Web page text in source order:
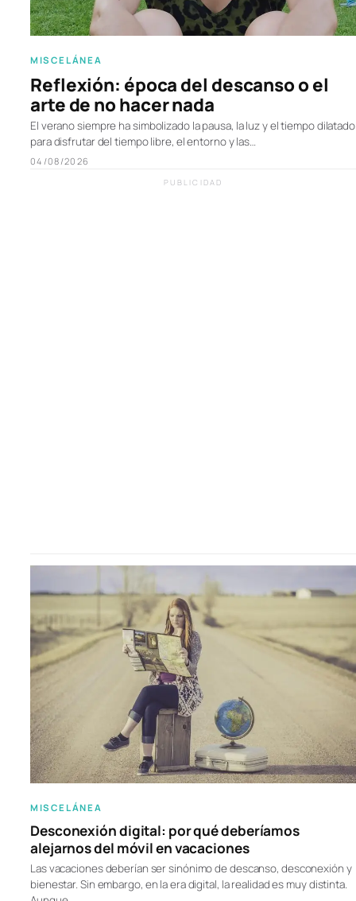
MISCELÁNEA
Reflexión: época del descanso o el
arte de no hacer nada
El verano siempre ha simbolizado la pausa, la luz y el tiempo dilatado
para disfrutar del tiempo libre, el entorno y las…
04/08/2026
PUBLICIDAD
MISCELÁNEA
Desconexión digital: por qué deberíamos
alejarnos del móvil en vacaciones
Las vacaciones deberían ser sinónimo de descanso, desconexión y
bienestar. Sin embargo, en la era digital, la realidad es muy distinta.